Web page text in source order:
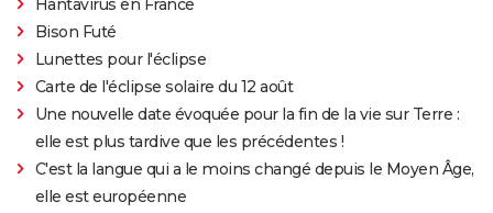
Hantavirus en France
Bison Futé
Lunettes pour l'éclipse
Carte de l'éclipse solaire du 12 août
Une nouvelle date évoquée pour la fin de la vie sur Terre :
elle est plus tardive que les précédentes !
C'est la langue qui a le moins changé depuis le Moyen Âge,
elle est européenne